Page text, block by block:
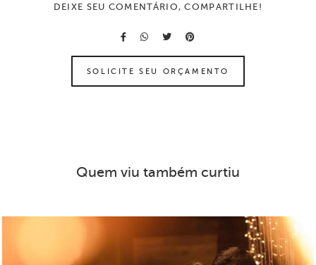
DEIXE SEU COMENTÁRIO, COMPARTILHE!
SOLICITE SEU ORÇAMENTO
Quem viu também curtiu